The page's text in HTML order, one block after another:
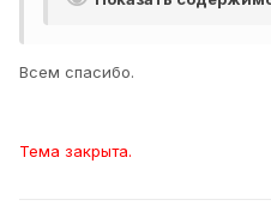
Всем спасибо.
Тема закрыта.